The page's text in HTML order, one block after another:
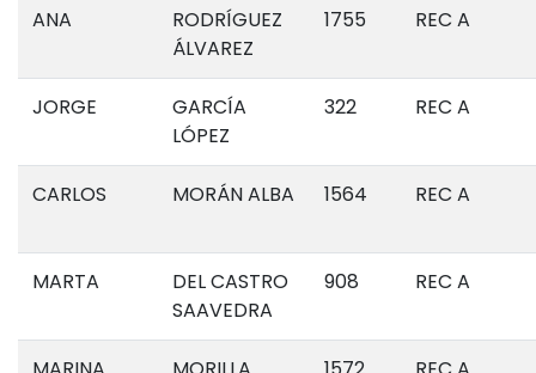
ANA
RODRÍGUEZ
ÁLVAREZ
1755 REC A
JORGE
GARCÍA
LÓPEZ
322 REC A
CARLOS MORÁN ALBA 1564 REC A
MARTA
DEL CASTRO
SAAVEDRA
908 REC A